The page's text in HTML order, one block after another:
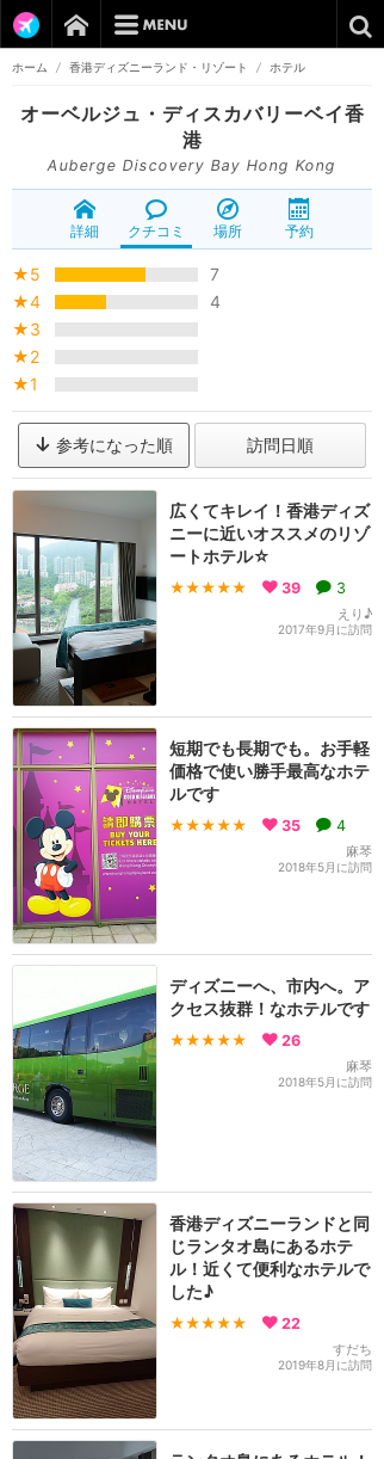
ホーム / 香港ディズニーランド・リゾート / ホテル
オーベルジュ・ディスカバリーベイ香
港
Auberge Discovery Bay Hong Kong
詳細 クチコミ 場所 予約
★5
7
★4
4
★3
★2
★1
参考になった順 訪問日順
広くてキレイ！香港ディズ
ニーに近いオススメのリゾ
ートホテル☆
★★★★★ 39 3
えり♪
2017年9月に訪問
短期でも長期でも。お手軽
価格で使い勝手最高なホテ
ルです
★★★★★ 35 4
麻琴
2018年5月に訪問
ディズニーへ、市内へ。ア
クセス抜群！なホテルです
★★★★★ 26
麻琴
2018年5月に訪問
香港ディズニーランドと同
じランタオ島にあるホテ
ル！近くて便利なホテルで
した♪
★★★★★ 22
すだち
2019年8月に訪問